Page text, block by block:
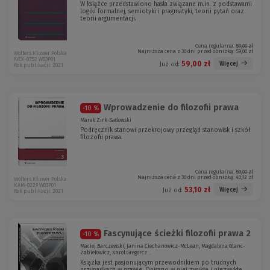
W książce przedstawiono hasła związane m.in. z podstawami
logiki formalnej, semiotyki i pragmatyki, teorii pytań oraz
teorii argumentacji.
Cena regularna: 59,00 zł
Najniższa cena z 30 dni przed obniżką: 59,00 zł
Już od: 59,00 zł Więcej
Wolters Kluwer Polska
NEX-0752 W03P01
Rok publikacji: 2021
-10 % Wprowadzenie do filozofii prawa
Marek Zirk-Sadowski
Podręcznik stanowi przekrojowy przegląd stanowisk i szkół
filozofii prawa.
Cena regularna: 59,00 zł
Najniższa cena z 30 dni przed obniżką: 40,12 zł
Już od: 53,10 zł Więcej
Wolters Kluwer Polska
KAM-0229 W03P01
Rok publikacji: 2021
-10 % Fascynujące ścieżki filozofii prawa 2
Maciej Barczewski, Janina Ciechanowicz-McLean, Magdalena Glanc-
Żabiełowicz, Karol Gregorcz...
Książka jest pasjonującym przewodnikiem po trudnych